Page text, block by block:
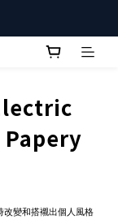
變和搭襯出個人風格